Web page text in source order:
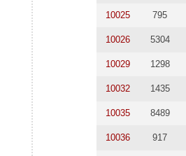
10025 795
10026 5304
10029 1298
10032 1435
10035 8489
10036 917